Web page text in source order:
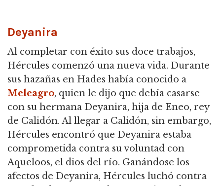
Deyanira
Al completar con éxito sus doce trabajos,
Hércules comenzó una nueva vida. Durante
sus hazañas en Hades había conocido a
Meleagro, quien le dijo que debía casarse
con su hermana Deyanira, hija de Eneo, rey
de Calidón. Al llegar a Calidón, sin embargo,
Hércules encontró que Deyanira estaba
comprometida contra su voluntad con
Aqueloos, el dios del río. Ganándose los
afectos de Deyanira, Hércules luchó contra